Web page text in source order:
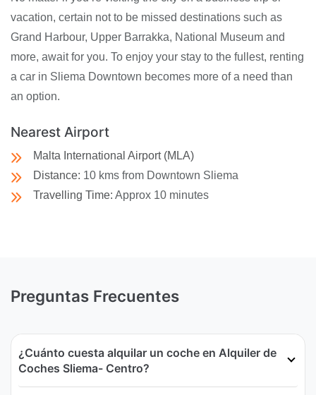
vacation, certain not to be missed destinations such as
Grand Harbour, Upper Barrakka, National Museum and
more, await for you. To enjoy your stay to the fullest, renting
a car in Sliema Downtown becomes more of a need than
an option.
Nearest Airport
Malta International Airport (MLA)
Distance: 10 kms from Downtown Sliema
Travelling Time: Approx 10 minutes
Preguntas Frecuentes
¿Cuánto cuesta alquilar un coche en Alquiler de
Coches Sliema- Centro?